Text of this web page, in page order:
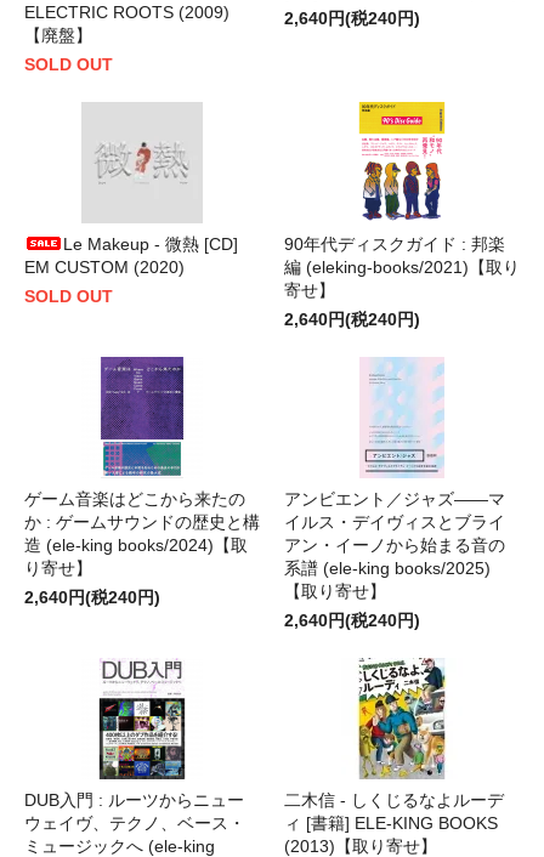
ELECTRIC ROOTS (2009)
【廃盤】
SOLD OUT
2,640円(税240円)
Le Makeup - 微熱 [CD]
EM CUSTOM (2020)
SOLD OUT
90年代ディスクガイド : 邦楽
編 (eleking-books/2021)【取り
寄せ】
2,640円(税240円)
ゲーム音楽はどこから来たの
か : ゲームサウンドの歴史と構
造 (ele-king books/2024)【取
り寄せ】
2,640円(税240円)
アンビエント／ジャズ――マ
イルス・デイヴィスとブライ
アン・イーノから始まる音の
系譜 (ele-king books/2025)
【取り寄せ】
2,640円(税240円)
DUB入門 : ルーツからニュー
ウェイヴ、テクノ、ベース・
ミュージックへ (ele-king
二木信 - しくじるなよルーデ
ィ [書籍] ELE-KING BOOKS
(2013)【取り寄せ】